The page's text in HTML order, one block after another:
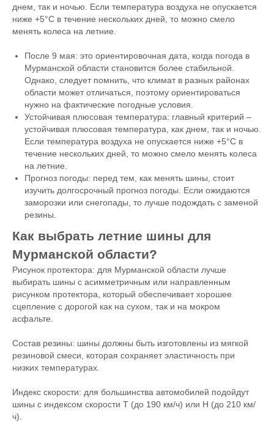
днем, так и ночью. Если температура воздуха не опускается
ниже +5°C в течение нескольких дней, то можно смело
менять колеса на летние.
После 9 мая: это ориентировочная дата, когда погода в
Мурманской области становится более стабильной.
Однако, следует помнить, что климат в разных районах
области может отличаться, поэтому ориентироваться
нужно на фактические погодные условия.
Устойчивая плюсовая температура: главный критерий –
устойчивая плюсовая температура, как днем, так и ночью.
Если температура воздуха не опускается ниже +5°C в
течение нескольких дней, то можно смело менять колеса
на летние.
Прогноз погоды: перед тем, как менять шины, стоит
изучить долгосрочный прогноз погоды. Если ожидаются
заморозки или снегопады, то лучше подождать с заменой
резины.
Как выбрать летние шины для
Мурманской области?
Рисунок протектора: для Мурманской области лучше
выбирать шины с асимметричным или направленным
рисунком протектора, который обеспечивает хорошее
сцепление с дорогой как на сухом, так и на мокром
асфальте.
Состав резины: шины должны быть изготовлены из мягкой
резиновой смеси, которая сохраняет эластичность при
низких температурах.
Индекс скорости: для большинства автомобилей подойдут
шины с индексом скорости T (до 190 км/ч) или H (до 210 км/
ч).